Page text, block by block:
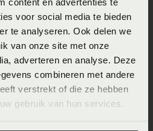
content en advertenties te
voor social media te bieden
te analyseren. Ook delen we
van onze site met onze
adverteren en analyse. Deze
combineren met andere
verstrekt of die ze hebben
gebruik van hun services.